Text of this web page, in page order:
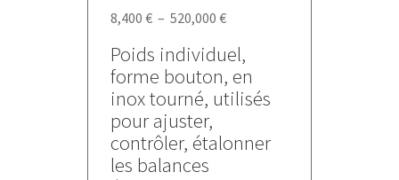
8,400 € – 520,000 €Plage
prix :
8,400 €
à
Poids individuel,
forme bouton, en
inox tourné, utilisés
pour ajuster,
contrôler, étalonner
les balances